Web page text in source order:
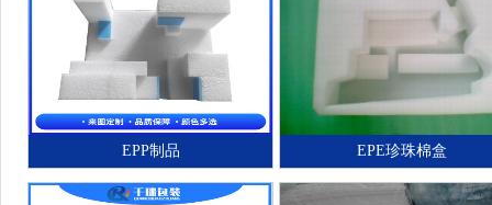
EPP制品 EPE珍珠棉盒